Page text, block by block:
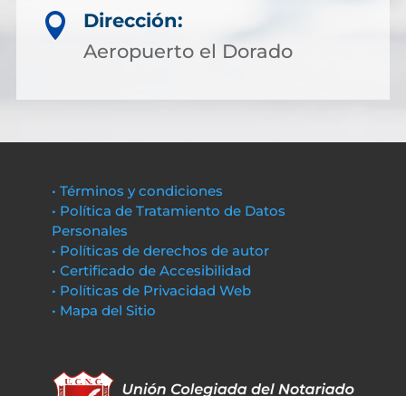

Dirección:
Aeropuerto el Dorado
• Términos y condiciones
• Política de Tratamiento de Datos
Personales
• Políticas de derechos de autor
• Certificado de Accesibilidad
• Políticas de Privacidad Web
• Mapa del Sitio